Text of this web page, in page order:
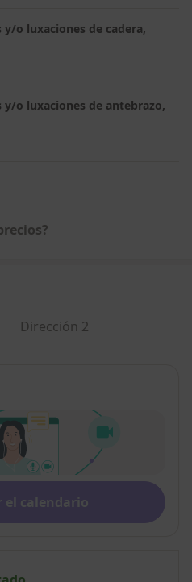
o luxaciones de cadera,
o luxaciones de antebrazo,
Dirección 2
el calendario